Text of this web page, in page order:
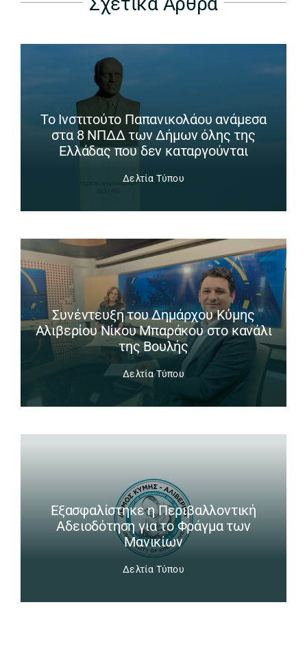
Το Ινστιτούτο Παπανικολάου ανάμεσα
στα 8 ΝΠΔΔ των Δήμων όλης της
Ελλάδας που δεν καταργούνται
Δελτία Τύπου
Συνέντευξη του Δημάρχου Κύμης
Αλιβερίου Νίκου Μπαράκου στο κανάλι
της Βουλής
Δελτία Τύπου
Εξασφαλίστηκε η Περιβαλλοντική
Αδειοδότηση για το Φράγμα των
Μανικίων
Δελτία Τύπου